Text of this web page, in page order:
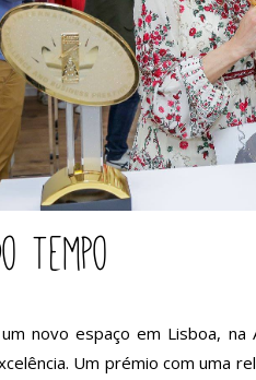
Tempo
novo espaço em Lisboa,
Um prémio com uma